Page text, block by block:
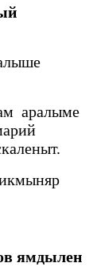
аралыме
ямдылен